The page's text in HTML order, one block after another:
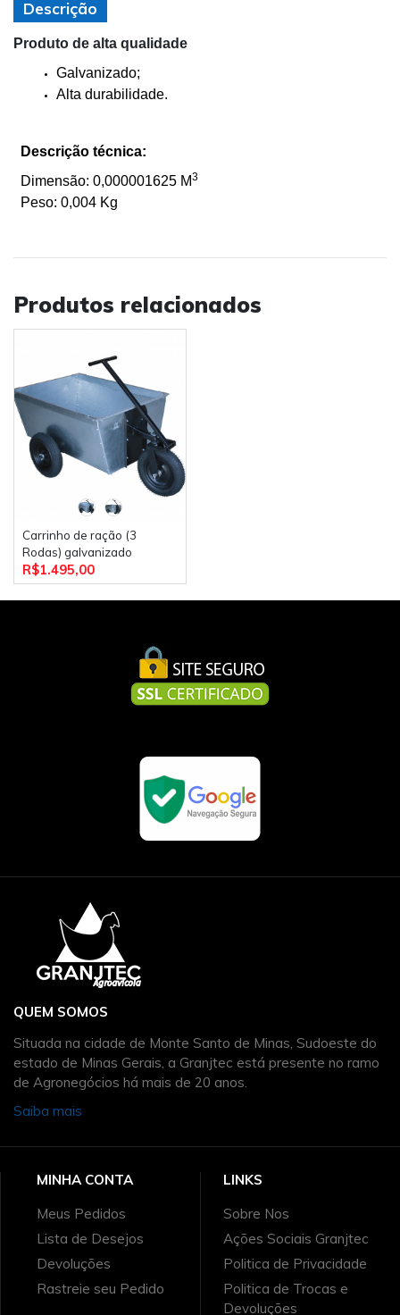
Descrição
Produto de alta qualidade
Galvanizado;
Alta durabilidade.
Descrição técnica:
Dimensão: 0,000001625 M3
Peso: 0,004 Kg
Produtos relacionados
Carrinho de ração (3
Rodas) galvanizado
R$1.495,00
QUEM SOMOS
Situada na cidade de Monte Santo de Minas, Sudoeste do
estado de Minas Gerais, a Granjtec está presente no ramo
de Agronegócios há mais de 20 anos.
Saiba mais
MINHA CONTA
Meus Pedidos
Lista de Desejos
Devoluções
Rastreie seu Pedido
LINKS
Sobre Nos
Ações Sociais Granjtec
Politica de Privacidade
Politica de Trocas e
Devoluções